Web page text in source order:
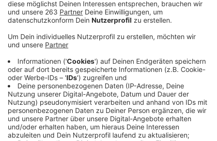
Samstagen stattfinden.
In der ersten Samstagsakademie der IHK Siegen
bekommen zehn Schülerinnen und Schüler die
Möglichkeit die Welt der Wirtschaft zu erkunden. Mit
dabei sind Schüler des Fürst-Johann-Moritz-
Gymnasiums, des Gymnasiums Am Löhrtor, vom